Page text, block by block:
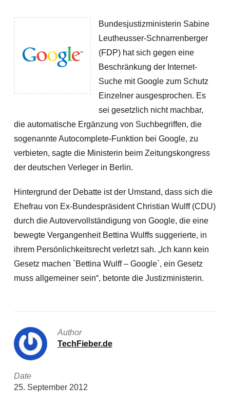
Bundesjustizministerin Sabine
Leutheusser-Schnarrenberger
(FDP) hat sich gegen eine
Beschränkung der Internet-
Suche mit Google zum Schutz
Einzelner ausgesprochen. Es
sei gesetzlich nicht machbar,
die automatische Ergänzung von Suchbegriffen, die
sogenannte Autocomplete-Funktion bei Google, zu
verbieten, sagte die Ministerin beim Zeitungskongress
der deutschen Verleger in Berlin.
Hintergrund der Debatte ist der Umstand, dass sich die
Ehefrau von Ex-Bundespräsident Christian Wulff (CDU)
durch die Autovervollständigung von Google, die eine
bewegte Vergangenheit Bettina Wulffs suggerierte, in
ihrem Persönlichkeitsrecht verletzt sah. „Ich kann kein
Gesetz machen `Bettina Wulff – Google`, ein Gesetz
muss allgemeiner sein“, betonte die Justizministerin.
Author
TechFieber.de
Date
25. September 2012